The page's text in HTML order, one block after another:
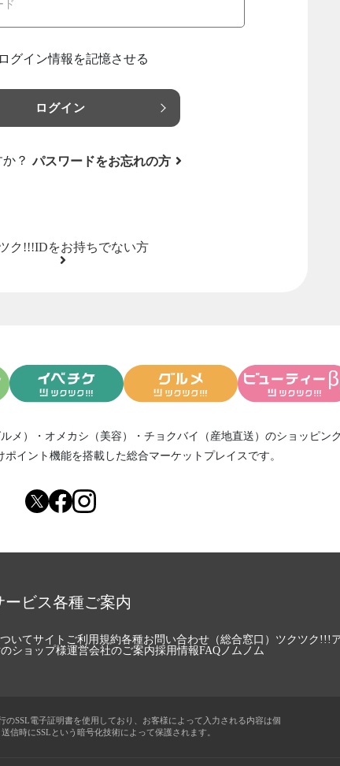
ログイン情報を記憶させる
ログイン
？ パスワードをお忘れの方
ク!!!IDをお持ちでない方
メ） ・ オメカシ（美容） ・ チョクバイ（産地直送） のショッピン
ポイント機能を搭載した総合マーケットプレイスです。
ービス各種ご案内
いてサイトご利用規約各種お問い合わせ（総合窓口） ツクツク!!!
ショップ様運営会社のご案内採用情報FAQノムノム
のSSL電子証明書を使用しており、お客様によって入力される内容は個
信時にSSLという暗号化技術によって保護されます。